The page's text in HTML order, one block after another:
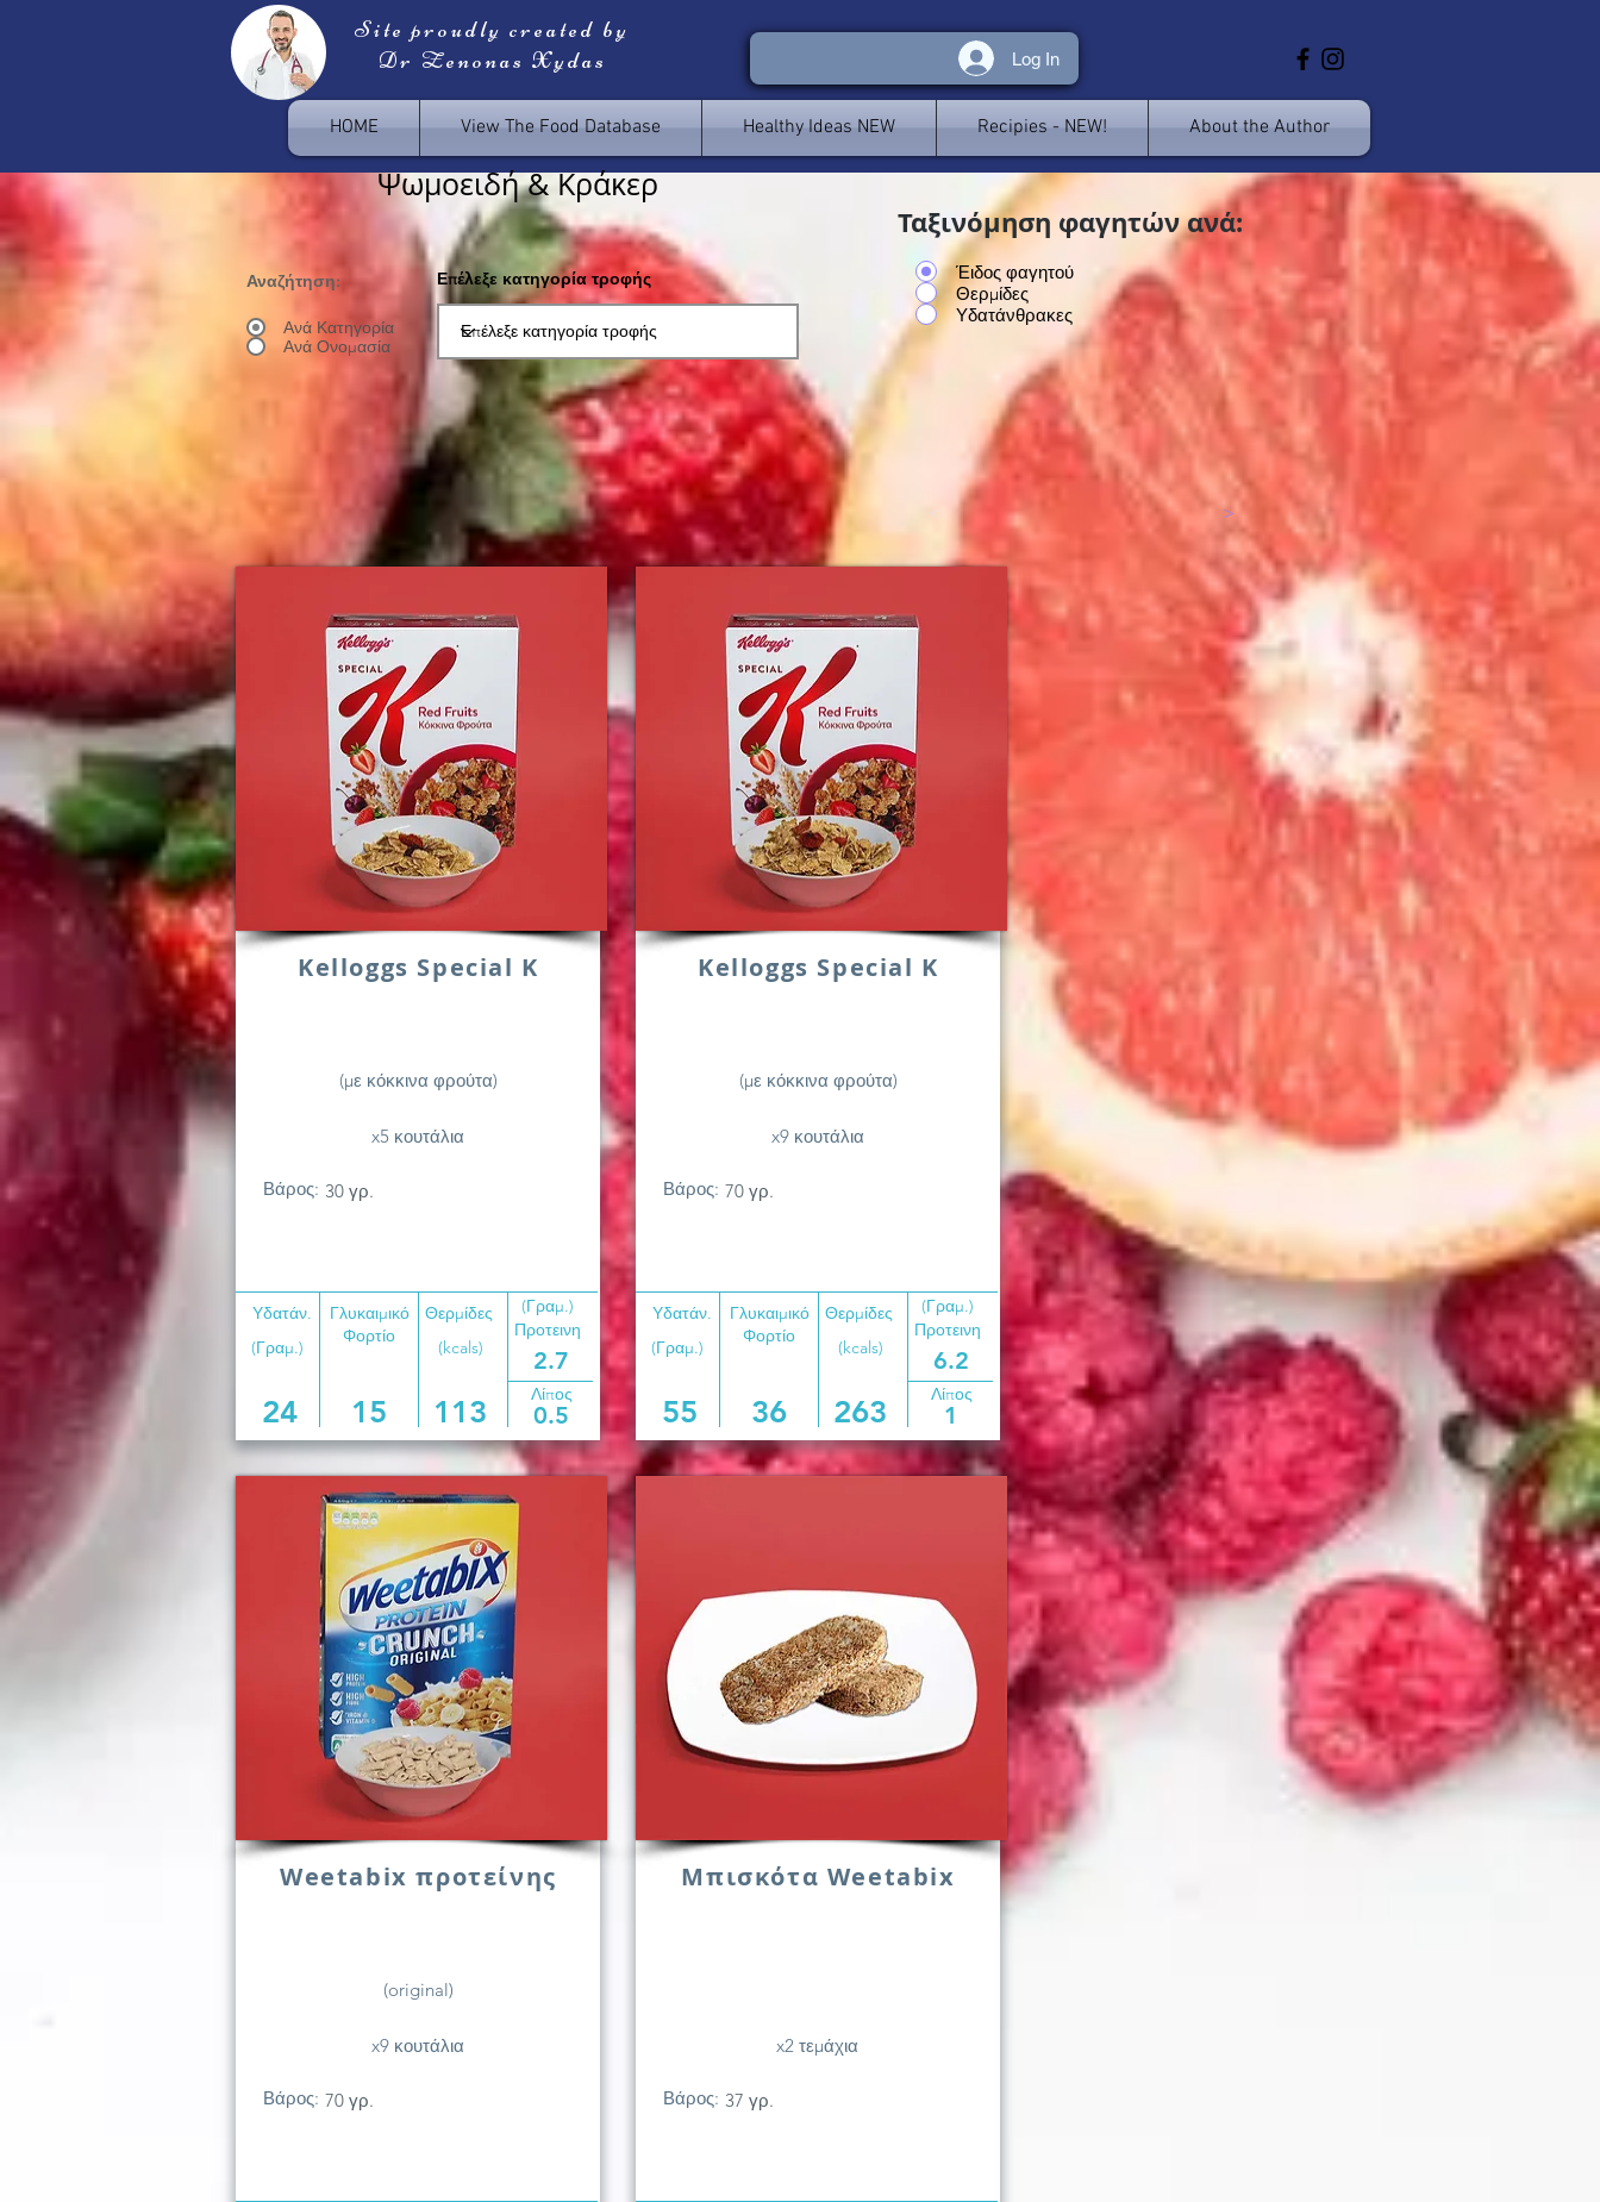
Site proudly created by
Dr Zenonas Xydas
Log In
HOME View The Food Database Healthy Ideas NEW Recipies - NEW! About the Author
Ψωμοειδή & Κράκερ
Επέλεξε κατηγορία τροφής
Αναζήτηση:
Ανά Κατηγορία
Ανά Ονομασία
Έιδος φαγητού
Θερμίδες
Υδατάνθρακες
Ταξινόμηση φαγητών ανά:
< >
Kelloggs Special K
(με κόκκινα φρούτα)
x5 κουτάλια
Βάρος: 30 γρ.
Υδατάν.
Γλυκαιμικό
Φορτίο
(Γραμ.)
Θερμίδες
(kcals)
Προτεινη
2.7
(Γραμ.)
24 15 113 Λίπος
0.5
Weetabix προτείνης
(original)
x9 κουτάλια
Βάρος: 70 γρ.
Kelloggs Special K
(με κόκκινα φρούτα)
x9 κουτάλια
Βάρος: 70 γρ.
Υδατάν.
Γλυκαιμικό
Φορτίο
(Γραμ.)
Θερμίδες
(kcals)
Προτεινη
6.2
(Γραμ.)
55 36 263 Λίπος
1
Μπισκότα Weetabix
x2 τεμάχια
Βάρος: 37 γρ.